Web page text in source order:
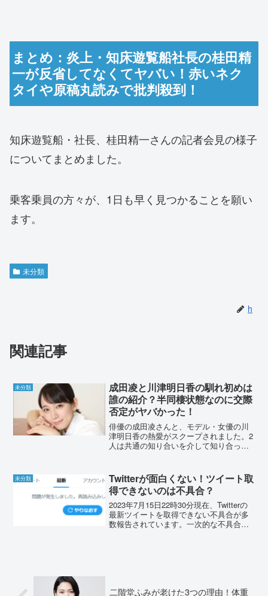
まとめ：炎上・知床遊覧船社長の桂田精
一が反省してなくてヤバい！赤いネク
タイや原稿丸読みで批判殺到！
知床遊覧船・社長、桂田精一さんの記者会見の様子
についてまとめました。
乗客乗員の方々が、1日も早く見つかることを願い
ます。
未分類
h
関連記事
未分類
成田凌と川津明日香の馴れ初めは
誰の紹介？半同棲状態なのに交際
否定がヤバかった！
俳優の成田凌さんと、モデル・女優の川
津明日香の熱愛がスクープされました。2
人は共通の知り合いを介して知り合った
田凌さんのコメントに、SNSでは様々な
声があがっています。...
未分類
Twitterが面白くない！ツイート取
得できないのは不具合？
2023年7月15日22時30分現在、Twitterの
最新ツイートを取得できない不具合が多
数報告されています。一次的な不具合な
二階堂ふみが老けた3つの理由！体重